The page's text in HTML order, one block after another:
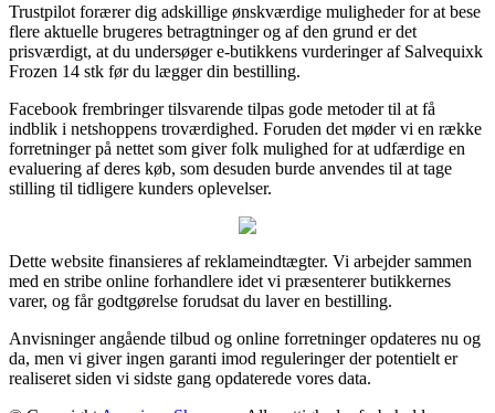
Trustpilot forærer dig adskillige ønskværdige muligheder for at bese
flere aktuelle brugeres betragtninger og af den grund er det
prisværdigt, at du undersøger e-butikkens vurderinger af Salvequixk
Frozen 14 stk før du lægger din bestilling.
Facebook frembringer tilsvarende tilpas gode metoder til at få
indblik i netshoppens troværdighed. Foruden det møder vi en række
forretninger på nettet som giver folk mulighed for at udfærdige en
evaluering af deres køb, som desuden burde anvendes til at tage
stilling til tidligere kunders oplevelser.
Dette website finansieres af reklameindtægter. Vi arbejder sammen
med en stribe online forhandlere idet vi præsenterer butikkernes
varer, og får godtgørelse forudsat du laver en bestilling.
Anvisninger angående tilbud og online forretninger opdateres nu og
da, men vi giver ingen garanti imod reguleringer der potentielt er
realiseret siden vi sidste gang opdaterede vores data.